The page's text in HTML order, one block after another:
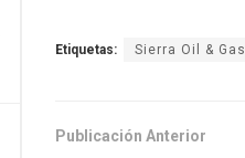
Etiquetas: Sierra Oil & Gas
Publicación Anterior